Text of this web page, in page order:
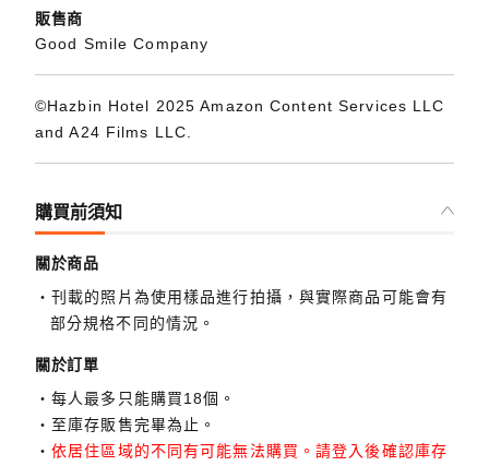
販售商
Good Smile Company
©Hazbin Hotel 2025 Amazon Content Services LLC
and A24 Films LLC.
購買前須知
關於商品
刊載的照片為使用樣品進行拍攝，與實際商品可能會有
部分規格不同的情況。
關於訂單
每人最多只能購買18個。
至庫存販售完畢為止。
依居住區域的不同有可能無法購買。請登入後確認庫存